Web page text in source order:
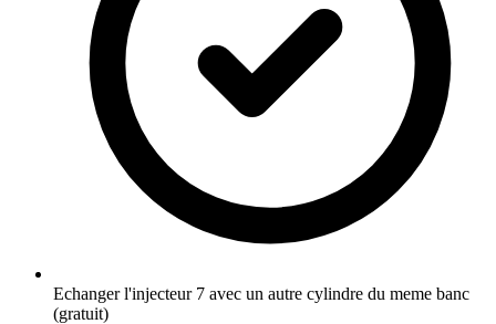
Echanger l'injecteur 7 avec un autre cylindre du meme banc
(gratuit)